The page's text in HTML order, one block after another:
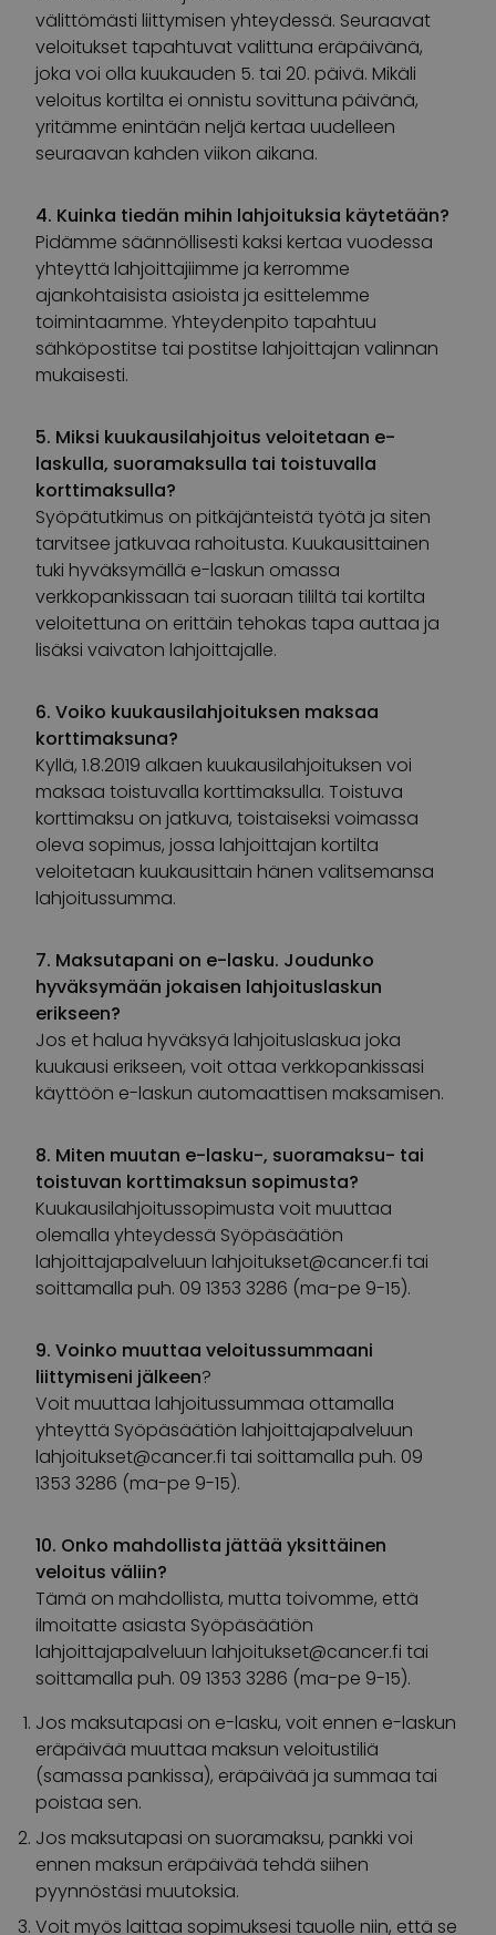
välittömästi liittymisen yhteydessä. Seuraavat
veloitukset tapahtuvat valittuna eräpäivänä,
joka voi olla kuukauden 5. tai 20. päivä. Mikäli
veloitus kortilta ei onnistu sovittuna päivänä,
yritämme enintään neljä kertaa uudelleen
seuraavan kahden viikon aikana.
4. Kuinka tiedän mihin lahjoituksia käytetään?
Pidämme säännöllisesti kaksi kertaa vuodessa
yhteyttä lahjoittajiimme ja kerromme
ajankohtaisista asioista ja esittelemme
toimintaamme. Yhteydenpito tapahtuu
sähköpostitse tai postitse lahjoittajan valinnan
mukaisesti.
5. Miksi kuukausilahjoitus veloitetaan e-
laskulla, suoramaksulla tai toistuvalla
korttimaksulla?
Syöpätutkimus on pitkäjänteistä työtä ja siten
tarvitsee jatkuvaa rahoitusta. Kuukausittainen
tuki hyväksymällä e-laskun omassa
verkkopankissaan tai suoraan tililtä tai kortilta
veloitettuna on erittäin tehokas tapa auttaa ja
lisäksi vaivaton lahjoittajalle.
6. Voiko kuukausilahjoituksen maksaa
korttimaksuna?
Kyllä, 1.8.2019 alkaen kuukausilahjoituksen voi
maksaa toistuvalla korttimaksulla. Toistuva
korttimaksu on jatkuva, toistaiseksi voimassa
oleva sopimus, jossa lahjoittajan kortilta
veloitetaan kuukausittain hänen valitsemansa
lahjoitussumma.
7. Maksutapani on e-lasku. Joudunko
hyväksymään jokaisen lahjoituslaskun
erikseen?
Jos et halua hyväksyä lahjoituslaskua joka
kuukausi erikseen, voit ottaa verkkopankissasi
käyttöön e-laskun automaattisen maksamisen.
8. Miten muutan e-lasku-, suoramaksu- tai
toistuvan korttimaksun sopimusta?
Kuukausilahjoitussopimusta voit muuttaa
olemalla yhteydessä Syöpäsäätiön
lahjoittajapalveluun lahjoitukset@cancer.fi tai
soittamalla puh. 09 1353 3286 (ma-pe 9-15).
9. Voinko muuttaa veloitussummaani
liittymiseni jälkeen?
Voit muuttaa lahjoitussummaa ottamalla
yhteyttä Syöpäsäätiön lahjoittajapalveluun
lahjoitukset@cancer.fi tai soittamalla puh. 09
1353 3286 (ma-pe 9-15).
10. Onko mahdollista jättää yksittäinen
veloitus väliin?
Tämä on mahdollista, mutta toivomme, että
ilmoitatte asiasta Syöpäsäätiön
lahjoittajapalveluun lahjoitukset@cancer.fi tai
soittamalla puh. 09 1353 3286 (ma-pe 9-15).
Jos maksutapasi on e-lasku, voit ennen e-laskun
eräpäivää muuttaa maksun veloitustiliä
(samassa pankissa), eräpäivää ja summaa tai
poistaa sen.
Jos maksutapasi on suoramaksu, pankki voi
ennen maksun eräpäivää tehdä siihen
pyynnöstäsi muutoksia.
Voit myös laittaa sopimuksesi tauolle niin, että se